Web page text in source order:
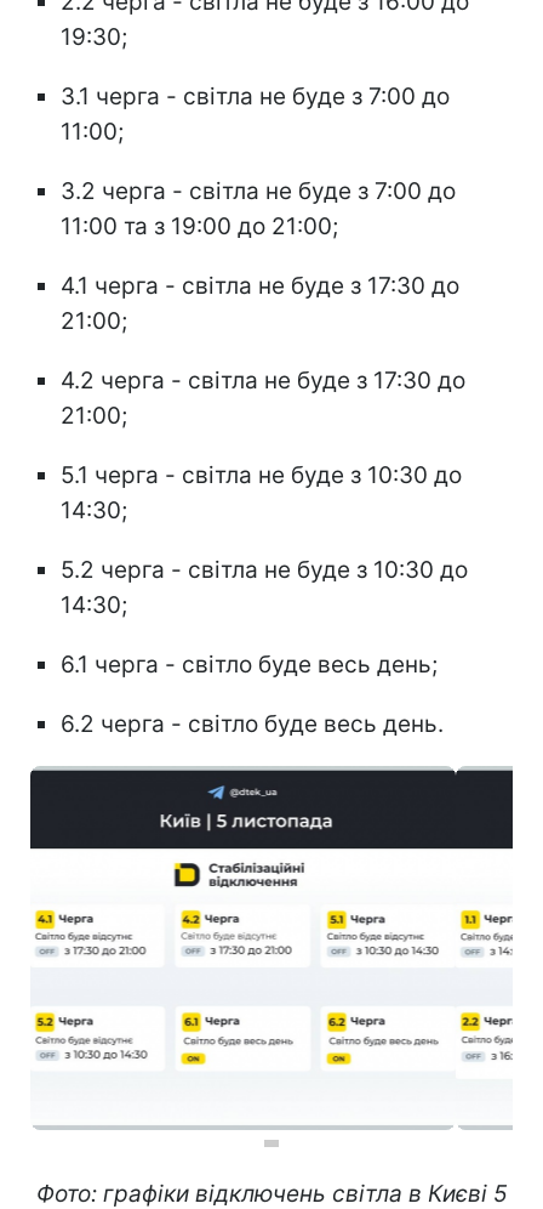
19:30;
3.1 черга - світла не буде з 7:00 до
11:00;
3.2 черга - світла не буде з 7:00 до
11:00 та з 19:00 до 21:00;
4.1 черга - світла не буде з 17:30 до
21:00;
4.2 черга - світла не буде з 17:30 до
21:00;
5.1 черга - світла не буде з 10:30 до
14:30;
5.2 черга - світла не буде з 10:30 до
14:30;
6.1 черга - світло буде весь день;
6.2 черга - світло буде весь день.
Фото: графіки відключень світла в Києві 5